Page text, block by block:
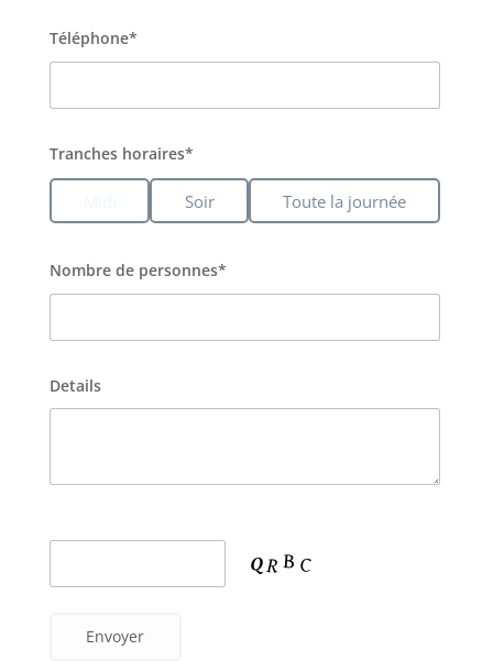
Téléphone*
Tranches horaires*
Soir Toute la journée
Nombre de personnes*
Details